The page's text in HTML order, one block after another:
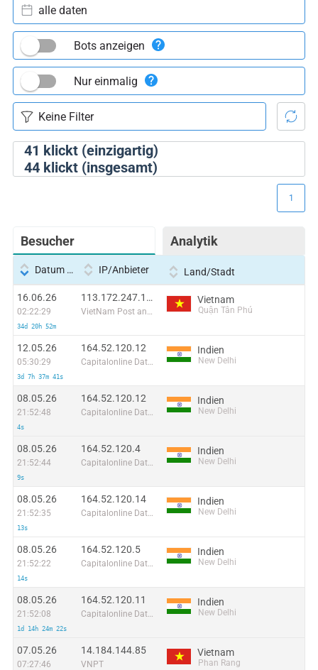
41 klickt (einzigartig)
44klickt (insgesamt)
alle daten
Bots anzeigen
Nur einmalig
Besucher Analytik
1
Datum und Uhrzeit IP/Anbieter Land/Stadt
16.06.26
02:22:29
34d 20h 52m
113.172.247.190:55886
VietNam Post and Telecom Corporation
Vietnam
Quận Tân Phú
12.05.26
05:30:29
3d 7h 37m 41s
164.52.120.12
Capitalonline Data Service (HK) Co
Indien
New Delhi
08.05.26
21:52:48
4s
164.52.120.12
Capitalonline Data Service (HK) Co
Indien
New Delhi
08.05.26
21:52:44
9s
164.52.120.4
Capitalonline Data Service (HK) Co
Indien
New Delhi
08.05.26
21:52:35
13s
164.52.120.14
Capitalonline Data Service (HK) Co
Indien
New Delhi
08.05.26
21:52:22
14s
164.52.120.5
Capitalonline Data Service (HK) Co
Indien
New Delhi
08.05.26
21:52:08
1d 14h 24m 22s
164.52.120.11
Capitalonline Data Service (HK) Co
Indien
New Delhi
07.05.26
07:27:46
14.184.144.85
VNPT
Vietnam
Phan Rang